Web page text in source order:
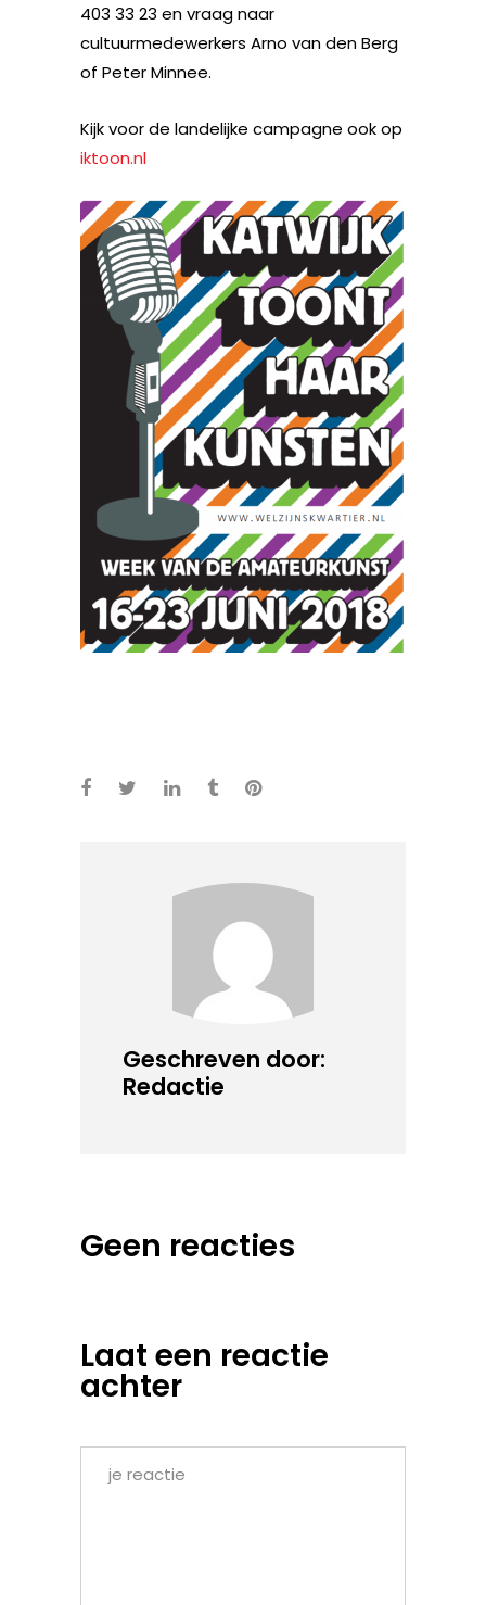
403 33 23 en vraag naar
cultuurmedewerkers Arno van den Berg
of Peter Minnee.
Kijk voor de landelijke campagne ook op
iktoon.nl
Geschreven door:
Redactie
Geen reacties
Laat een reactie
achter